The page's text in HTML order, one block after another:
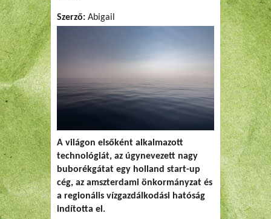
Szerző: Abigail
A világon elsőként alkalmazott
technológiát, az úgynevezett nagy
buborékgátat egy holland start-up
cég, az amszterdami önkormányzat és
a regionális vízgazdálkodási hatóság
indította el.